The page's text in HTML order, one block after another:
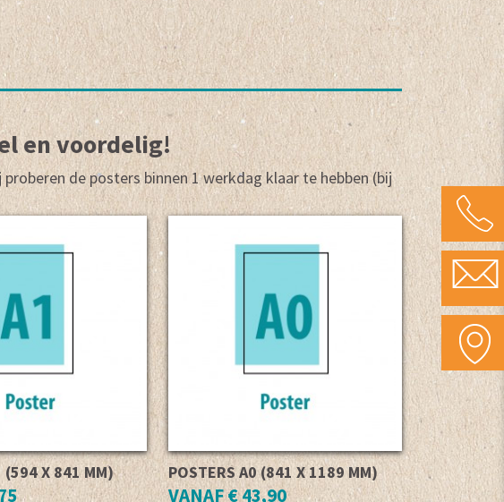
en voordelig!
de posters binnen 1 werkdag klaar te hebben (bij
(594 X 841 MM) POSTERS A0 (841 X 1189 MM)
VANAF € 43,90